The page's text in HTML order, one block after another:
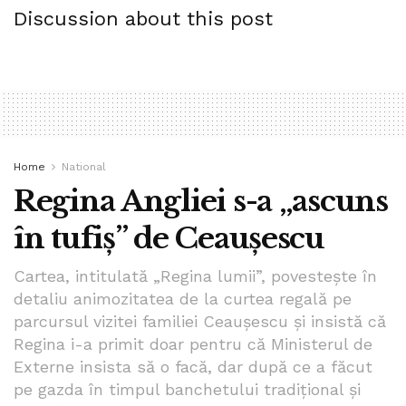
PSD neamt religie
Discussion about this post
Home National
Regina Angliei s-a „ascuns
în tufiș” de Ceaușescu
Cartea, intitulată „Regina lumii”, povestește în
detaliu animozitatea de la curtea regală pe
parcursul vizitei familiei Ceaușescu și insistă că
Regina i-a primit doar pentru că Ministerul de
Externe insista să o facă, dar după ce a făcut
pe gazda în timpul banchetului tradițional și